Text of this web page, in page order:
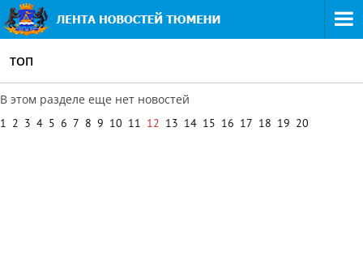
ТОП
В этом разделе еще нет новостей
1 2 3 4 5 6 7 8 9 10 11 12 13 14 15 16 17 18 19 20